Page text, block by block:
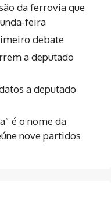
da ferrovia que
feira
debate
a deputado
a deputado
é o nome da
nove partidos